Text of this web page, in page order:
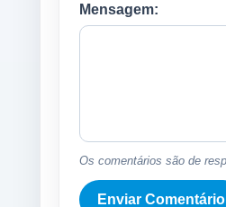
Mensagem:
Os comentários são de